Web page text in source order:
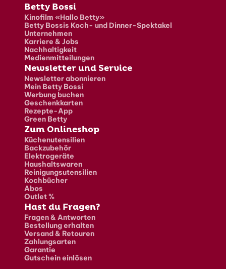
Fusszeile
Betty Bossi
Kinofilm «Hallo Betty»
Betty Bossis Koch- und Dinner-Spektakel
Unternehmen
Karriere & Jobs
Nachhaltigkeit
Medienmitteilungen
Newsletter und Service
Newsletter abonnieren
Mein Betty Bossi
Werbung buchen
Geschenkkarten
Rezepte-App
Green Betty
Zum Onlineshop
Küchenutensilien
Backzubehör
Elektrogeräte
Haushaltswaren
Reinigungsutensilien
Kochbücher
Abos
Outlet %
Hast du Fragen?
Fragen & Antworten
Bestellung erhalten
Versand & Retouren
Zahlungsarten
Garantie
Gutschein einlösen